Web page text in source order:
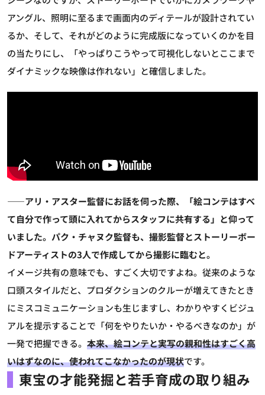
アングル、照明に至るまで画面内のディテールが設計されてい
るか、そして、それがどのように完成版になっていくのかを目
の当たりにし、「やっぱりこうやって可視化しないとここまで
ダイナミックな映像は作れない」と確信しました。
――アリ・アスター監督にお話を伺った際、「絵コンテはすべ
て自分で作って頭に入れてからスタッフに共有する」と仰って
いました。パク・チャヌク監督も、撮影監督とストーリーボー
ドアーティストの3人で作成してから撮影に臨むと。
イメージ共有の意味でも、すごく大切ですよね。従来のような
口頭スタイルだと、プロダクションのクルーが増えてきたとき
にミスコミュニケーションも生じますし、わかりやすくビジュ
アルを提示することで「何をやりたいか・やるべきなのか」が
一発で把握できる。 本来、絵コンテと実写の親和性はすごく高
いはずなのに、使われてこなかったのが現状です。
東宝の才能発掘と若手育成の取り組み